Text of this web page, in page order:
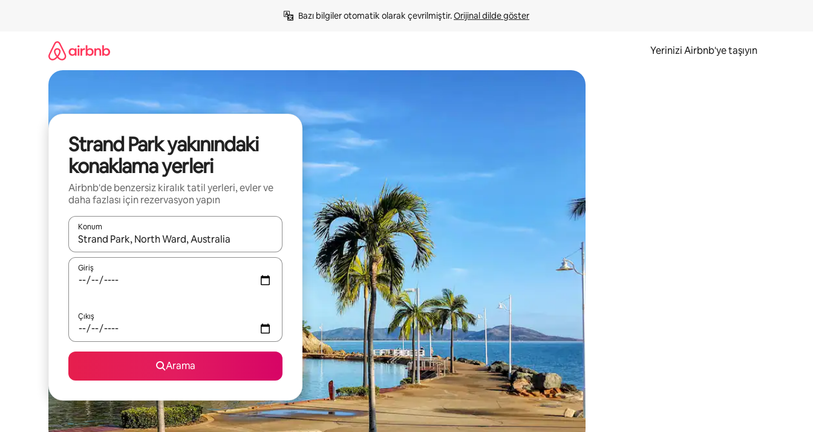
Bazı bilgiler otomatik olarak çevrilmiştir. Orijinal dilde göster
Yerinizi Airbnb'ye taşıyın
Strand Park yakınındaki
konaklama yerleri
Airbnb'de benzersiz kiralık tatil yerleri, evler ve
daha fazlası için rezervasyon yapın
Konum
Sonuçlar kullanılabilir olduğunda yukarı ve aşağı oklarıyla gezinin veya dokunarak ya da kaydırma hareketleriyle keşfedin.
Giriş
Çıkış
Arama